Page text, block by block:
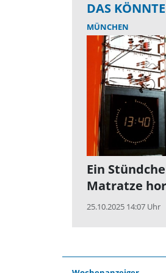
DAS
MÜNCHEN
Ein
Matratze
25.10.2025 14:07 Uhr